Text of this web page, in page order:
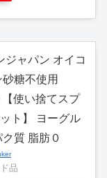
ジャパン オイコ
糖不使用
使い捨てスプ
ト】 ヨーグル
ク質 脂肪０
品